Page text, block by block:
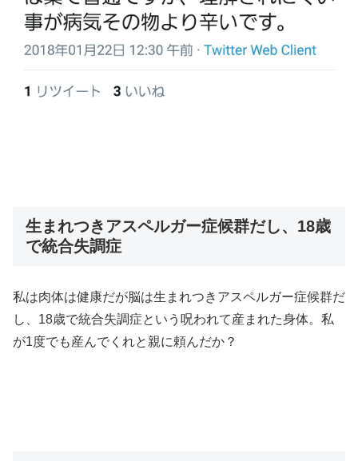
生まれつきアスペルガー症候群だし、18歳
で統合失調症
私は肉体は健康だが脳は生まれつきアスペルガー症候群だ
し、18歳で統合失調症という呪われて産まれた身体。私
が1度でも産んでくれと親に頼んだか？